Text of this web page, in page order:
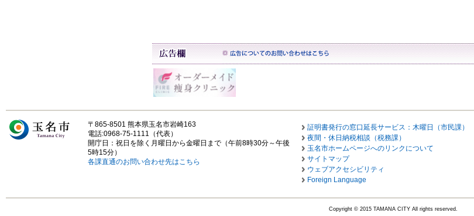
〒865-8501 熊本県玉名市岩崎163
電話:0968-75-1111（代表）
開庁日：祝日を除く月曜日から金曜日まで（午前8時30分～午後
5時15分）
各課直通のお問い合わせ先はこちら
証明書発行の窓口延長サービス：木曜日（市民課）
夜間・休日納税相談（税務課）
玉名市ホームページへのリンクについて
サイトマップ
ウェブアクセシビリティ
Foreign Language
Copyright © 2015 TAMANA CITY All rights reserved.